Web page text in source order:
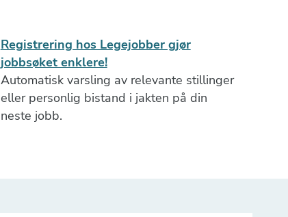
Registrering hos Legejobber gjør
jobbsøket enklere!
Automatisk varsling av relevante stillinger
eller personlig bistand i jakten på din
neste jobb.